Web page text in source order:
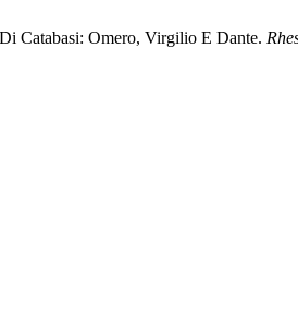
Catabasi: Omero, Virgilio E Dante.